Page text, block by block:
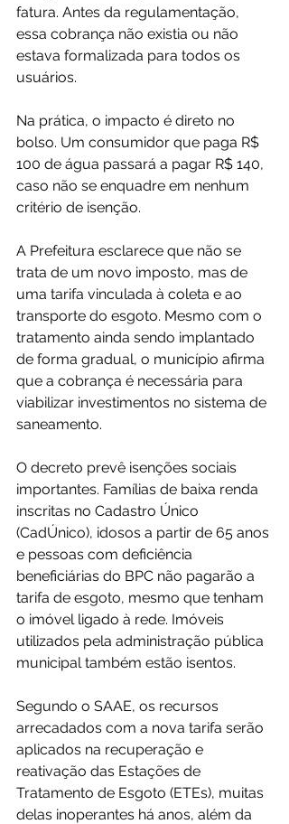
fatura. Antes da regulamentação,
essa cobrança não existia ou não
estava formalizada para todos os
usuários.
Na prática, o impacto é direto no
bolso. Um consumidor que paga R$
100 de água passará a pagar R$ 140,
caso não se enquadre em nenhum
critério de isenção.
A Prefeitura esclarece que não se
trata de um novo imposto, mas de
uma tarifa vinculada à coleta e ao
transporte do esgoto. Mesmo com o
tratamento ainda sendo implantado
de forma gradual, o município afirma
que a cobrança é necessária para
viabilizar investimentos no sistema de
saneamento.
O decreto prevê isenções sociais
importantes. Famílias de baixa renda
inscritas no Cadastro Único
(CadÚnico), idosos a partir de 65 anos
e pessoas com deficiência
beneficiárias do BPC não pagarão a
tarifa de esgoto, mesmo que tenham
o imóvel ligado à rede. Imóveis
utilizados pela administração pública
municipal também estão isentos.
Segundo o SAAE, os recursos
arrecadados com a nova tarifa serão
aplicados na recuperação e
reativação das Estações de
Tratamento de Esgoto (ETEs), muitas
delas inoperantes há anos, além da